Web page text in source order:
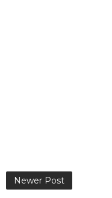
Newer Post